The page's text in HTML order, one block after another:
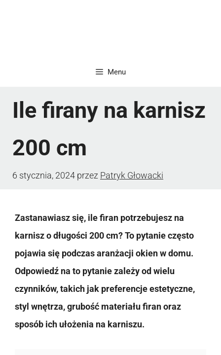
Menu
Ile firany na karnisz
200 cm
6 stycznia, 2024 przez Patryk Głowacki
Zastanawiasz się, ile firan potrzebujesz na
karnisz o długości 200 cm? To pytanie często
pojawia się podczas aranżacji okien w domu.
Odpowiedź na to pytanie zależy od wielu
czynników, takich jak preferencje estetyczne,
styl wnętrza, grubość materiału firan oraz
sposób ich ułożenia na karniszu.